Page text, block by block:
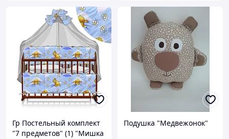
Гр Постельный комплект
"7 предметов" (1) "Мишка
Подушка "Медвежонок"